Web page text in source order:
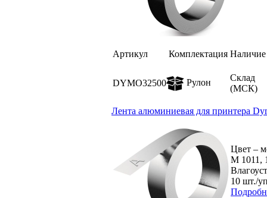
Артикул Комплектация Наличие
DYMO32500 Рулон
Склад
(МСК)
Лента алюминиевая для принтера
Цвет –
M 1011,
10 шт./